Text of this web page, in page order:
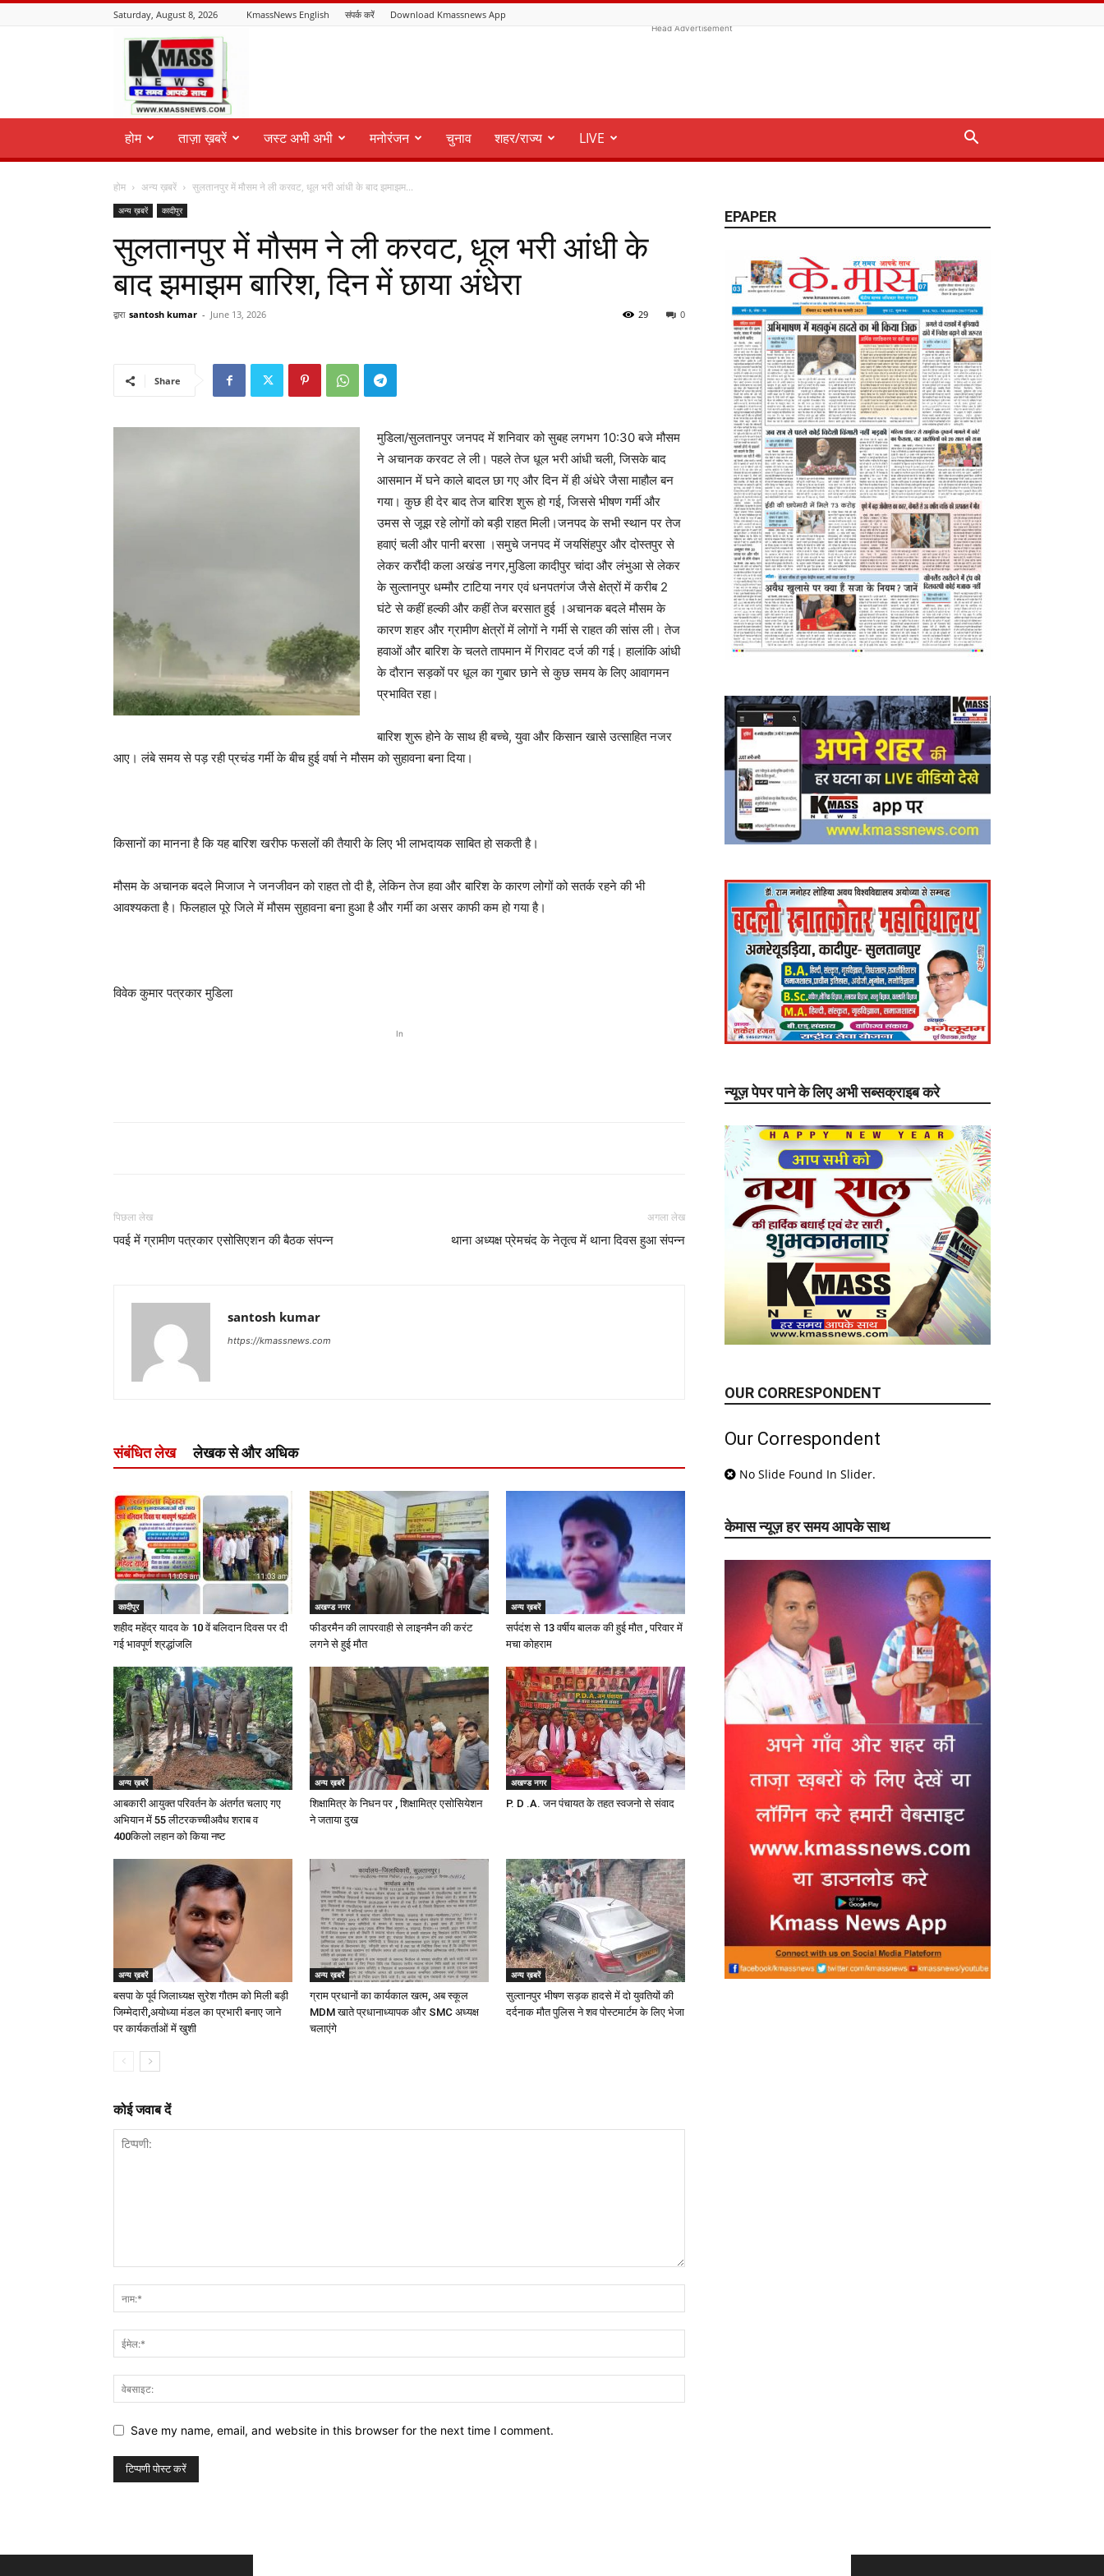
Saturday, August 8, 2026 KmassNews English संपर्क करें Download Kmassnews App
KmassNews
Head Advertisement
होम ताज़ा ख़बरें जस्ट अभी अभी मनोरंजन चुनाव शहर/राज्य LIVE
होम अन्य ख़बरें सुलतानपुर में मौसम ने ली करवट, धूल भरी आंधी के बाद झमाझम...
अन्य ख़बरें कादीपुर
सुलतानपुर में मौसम ने ली करवट, धूल भरी आंधी के
बाद झमाझम बारिश, दिन में छाया अंधेरा
द्वारा santosh kumar - June 13, 2026 0
29
Share
मुडिला/सुलतानपुर जनपद में शनिवार को सुबह लगभग 10:30 बजे मौसम
ने अचानक करवट ले ली। पहले तेज धूल भरी आंधी चली, जिसके बाद
आसमान में घने काले बादल छा गए और दिन में ही अंधेरे जैसा माहौल बन
गया। कुछ ही देर बाद तेज बारिश शुरू हो गई, जिससे भीषण गर्मी और
उमस से जूझ रहे लोगों को बड़ी राहत मिली।जनपद के सभी स्थान पर तेज
हवाएं चली और पानी बरसा ।समुचे जनपद में जयसिंहपुर और दोस्तपुर से
लेकर करौंदी कला अखंड नगर,मुडिला कादीपुर चांदा और लंभुआ से लेकर
के सुल्तानपुर धम्मौर टाटिया नगर एवं धनपतगंज जैसे क्षेत्रों में करीब 2
घंटे से कहीं हल्की और कहीं तेज बरसात हुई ।अचानक बदले मौसम के
कारण शहर और ग्रामीण क्षेत्रों में लोगों ने गर्मी से राहत की सांस ली। तेज
हवाओं और बारिश के चलते तापमान में गिरावट दर्ज की गई। हालांकि आंधी
के दौरान सड़कों पर धूल का गुबार छाने से कुछ समय के लिए आवागमन
प्रभावित रहा।
बारिश शुरू होने के साथ ही बच्चे, युवा और किसान खासे उत्साहित नजर
आए। लंबे समय से पड़ रही प्रचंड गर्मी के बीच हुई वर्षा ने मौसम को सुहावना बना दिया।
किसानों का मानना है कि यह बारिश खरीफ फसलों की तैयारी के लिए भी लाभदायक साबित हो सकती है।
मौसम के अचानक बदले मिजाज ने जनजीवन को राहत तो दी है, लेकिन तेज हवा और बारिश के कारण लोगों को सतर्क रहने की भी
आवश्यकता है। फिलहाल पूरे जिले में मौसम सुहावना बना हुआ है और गर्मी का असर काफी कम हो गया है।
विवेक कुमार पत्रकार मुडिला
In
पिछला लेख
पवई में ग्रामीण पत्रकार एसोसिएशन की बैठक संपन्न
अगला लेख
थाना अध्यक्ष प्रेमचंद के नेतृत्व में थाना दिवस हुआ संपन्न
santosh kumar
https://kmassnews.com
संबंधित लेख लेखक से और अधिक
कादीपुर
शहीद महेंद्र यादव के 10 वें बलिदान दिवस पर दी
गई भावपूर्ण श्रद्धांजलि
अखण्ड नगर
फीडरमैन की लापरवाही से लाइनमैन की करंट
लगने से हुई मौत
अन्य ख़बरें
सर्पदंश से 13 वर्षीय बालक की हुई मौत , परिवार में
मचा कोहराम
अन्य ख़बरें
आबकारी आयुक्त परिवर्तन के अंतर्गत चलाए गए
अभियान में 55 लीटरकच्चीअवैध शराब व
400किलो लहान को किया नष्ट
अन्य ख़बरें
शिक्षामित्र के निधन पर , शिक्षामित्र एसोसियेशन
ने जताया दुख
अखण्ड नगर
P. D .A. जन पंचायत के तहत स्वजनो से संवाद
अन्य ख़बरें
बसपा के पूर्व जिलाध्यक्ष सुरेश गौतम को मिली बड़ी
जिम्मेदारी,अयोध्या मंडल का प्रभारी बनाए जाने
पर कार्यकर्ताओं में खुशी
अन्य ख़बरें
ग्राम प्रधानों का कार्यकाल खत्म, अब स्कूल
MDM खाते प्रधानाध्यापक और SMC अध्यक्ष
चलाएंगे
अन्य ख़बरें
सुल्तानपुर भीषण सड़क हादसे में दो युवतियों की
दर्दनाक मौत पुलिस ने शव पोस्टमार्टम के लिए भेजा
कोई जवाब दें
Save my name, email, and website in this browser for the next time I comment.
EPAPER
न्यूज़ पेपर पाने के लिए अभी सब्सक्राइब करे
OUR CORRESPONDENT
Our Correspondent
No Slide Found In Slider.
केमास न्यूज़ हर समय आपके साथ